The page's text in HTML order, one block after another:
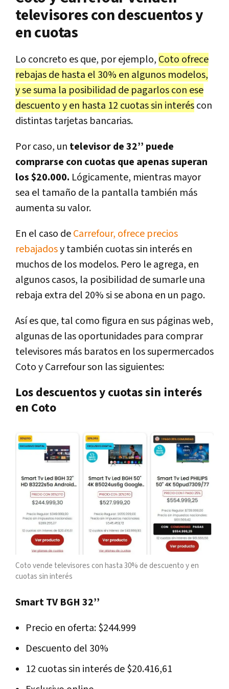
televisores con descuentos y
en cuotas
Lo concreto es que, por ejemplo, Coto ofrece
rebajas de hasta el 30% en algunos modelos,
y se suma la posibilidad de pagarlos con ese
descuento y en hasta 12 cuotas sin interéscon
distintas tarjetas bancarias.
Por caso, un televisor de 32’’ puede
comprarse con cuotas que apenas superan
los $20.000. Lógicamente, mientras mayor
sea el tamaño de la pantalla también más
aumenta su valor.
En el caso deCarrefour, ofrece precios
rebajadosy también cuotas sin interés en
muchos de los modelos. Pero le agrega, en
algunos casos, la posibilidad de sumarle una
rebaja extra del 20% si se abona en un pago.
Así es que, tal como figura en sus páginas web,
algunas de las oportunidades para comprar
televisores más baratos en los supermercados
Coto y Carrefour son las siguientes:
Los descuentos y cuotas sin interés
en Coto
Coto vende televisores con hasta 30% de descuento y en
cuotas sin interés
Smart TV BGH 32’’
Precio en oferta: $244.999
Descuento del 30%
12 cuotas sin interés de $20.416,61